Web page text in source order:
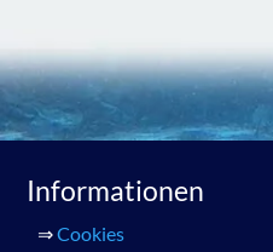
Informationen
⇒Cookies